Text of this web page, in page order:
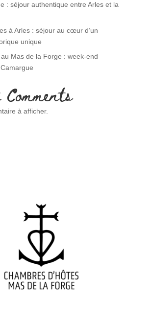
: séjour authentique entre Arles et la
à Arles : séjour au cœur d’un
unique
Mas de la Forge : week-end
à afficher.